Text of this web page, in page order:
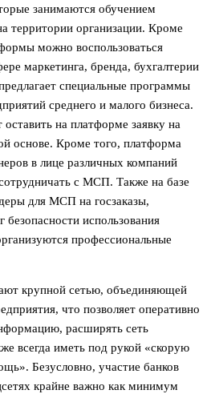
занимаются обучением
территории организации. Кроме
можно воспользоваться
маркетинга, бренда, бухгалтерии
специальные программы
среднего и малого бизнеса.
на платформе заявку на
основе. Кроме того, платформа
в лице различных компаний
с МСП. Также на базе
для МСП на госзаказы,
использования
профессиональные
крупной сетью, объединяющей
что позволяет оперативно
расширять сеть
всегда иметь под рукой «скорую
Безусловно, участие банков
крайне важно как минимум